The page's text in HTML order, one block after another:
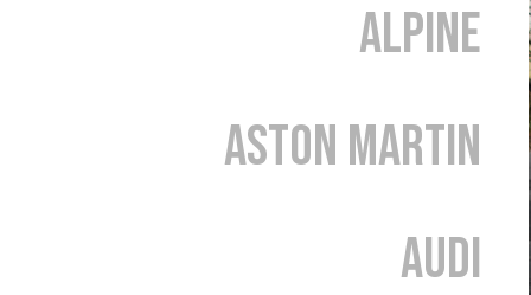
Alpine
Aston Martin
Audi